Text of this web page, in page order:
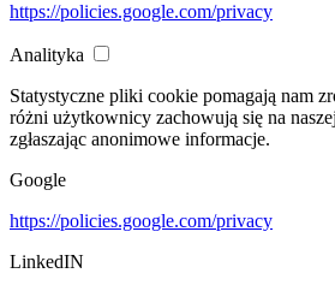
https://policies.google.com/privacy
Analityka
Statystyczne pliki cookie pomagają nam
różni użytkownicy zachowują się na
zgłaszając anonimowe informacje.
Google
https://policies.google.com/privacy
LinkedIN